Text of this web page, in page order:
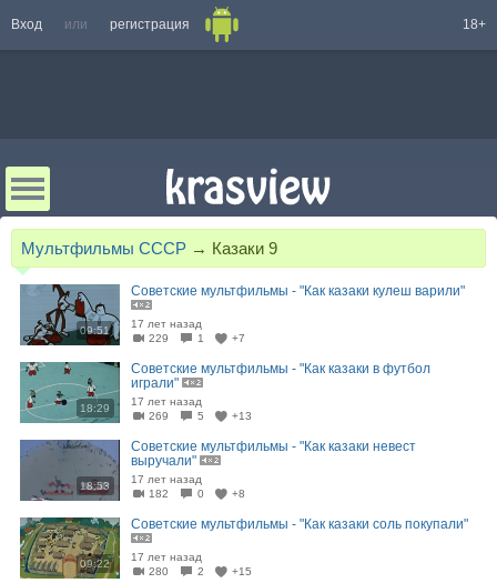
Вход или регистрация 18+
Мультфильмы СССР → Казаки 9
09:51
Советские мультфильмы - "Как казаки кулеш варили"
17 лет назад
229
1 +7
18:29
Советские мультфильмы - "Как казаки в футбол
играли"
17 лет назад
269
5 +13
18:53
Советские мультфильмы - "Как казаки невест
выручали"
17 лет назад
182
0 +8
09:22
Советские мультфильмы - "Как казаки соль покупали"
17 лет назад
280
2 +15